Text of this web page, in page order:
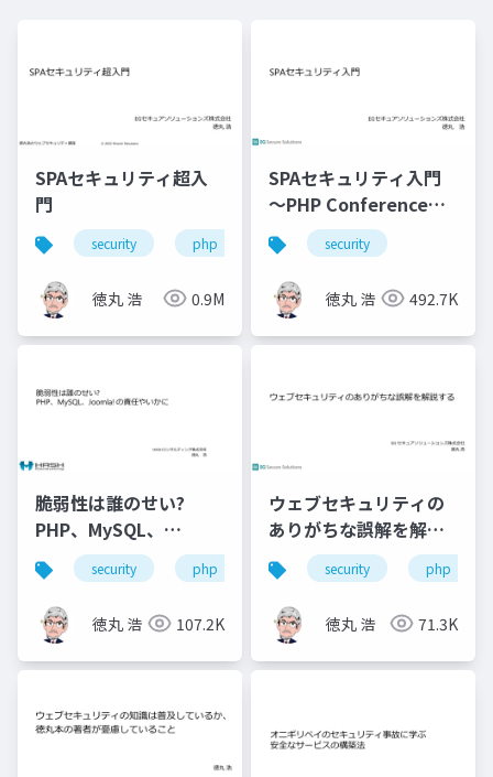
SPAセキュリティ超入
門
security php javascript
徳丸 浩 0.9M
SPAセキュリティ入門
～PHP Conference
Japan 2021
security
徳丸 浩 492.7K
脆弱性は誰のせい?
PHP、MySQL、
Joomla! の責任やいか
に
security php joomla! mysql
徳丸 浩 107.2K
ウェブセキュリティの
ありがちな誤解を解説
する
security php
徳丸 浩 71.3K